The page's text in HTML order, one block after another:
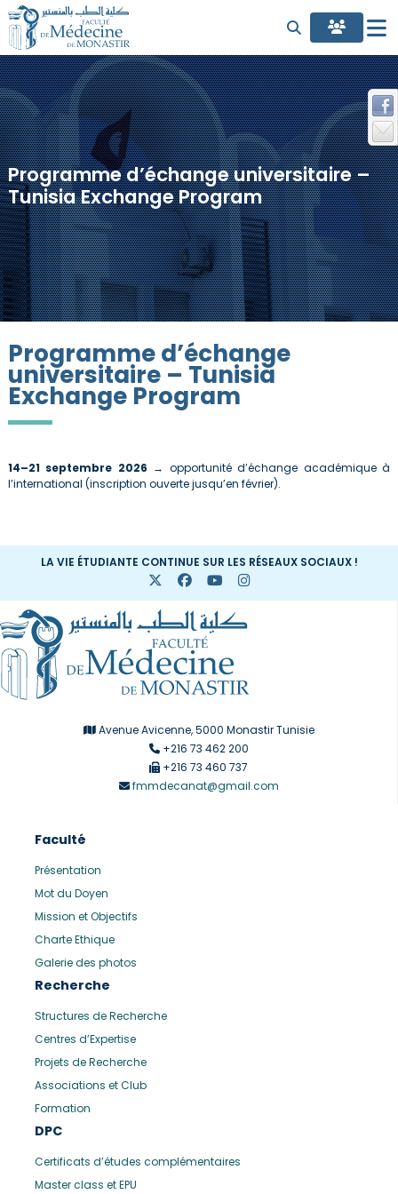
Programme d’échange universitaire –
Tunisia Exchange Program
Programme d’échange
universitaire – Tunisia
Exchange Program
14–21 septembre 2026 → opportunité d’échange académique à
l’international (inscription ouverte jusqu’en février).
LA VIE ÉTUDIANTE CONTINUE SUR LES RÉSEAUX SOCIAUX !
Avenue Avicenne, 5000 Monastir Tunisie
+216 73 462 200
+216 73 460 737
fmmdecanat@gmail.com
Faculté
Présentation
Mot du Doyen
Mission et Objectifs
Charte Ethique
Galerie des photos
Recherche
Structures de Recherche
Centres d’Expertise
Projets de Recherche
Associations et Club
Formation
DPC
Certificats d’études complémentaires
Master class et EPU